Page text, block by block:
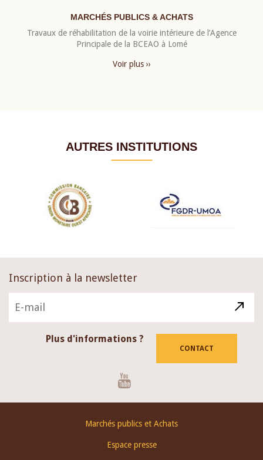
MARCHÉS PUBLICS & ACHATS
Travaux de réhabilitation de la voirie intérieure de l’Agence
Principale de la BCEAO à Lomé
Voir plus ››
AUTRES INSTITUTIONS
Inscription à la newsletter
Plus d'informations ?
CONTACT
Marchés publics et Achats
Espace presse